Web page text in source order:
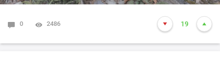
0 2486 19